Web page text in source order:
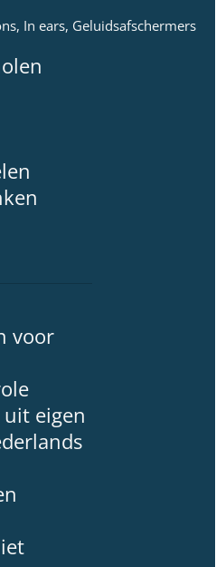
In ears, Geluidsafschermers
voor
eigen